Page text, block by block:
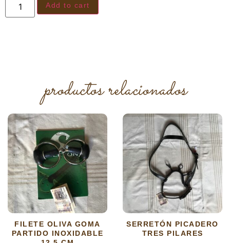
Add to cart
productos relacionados
FILETE OLIVA GOMA
PARTIDO INOXIDABLE
SERRETÓN PICADERO
TRES PILARES